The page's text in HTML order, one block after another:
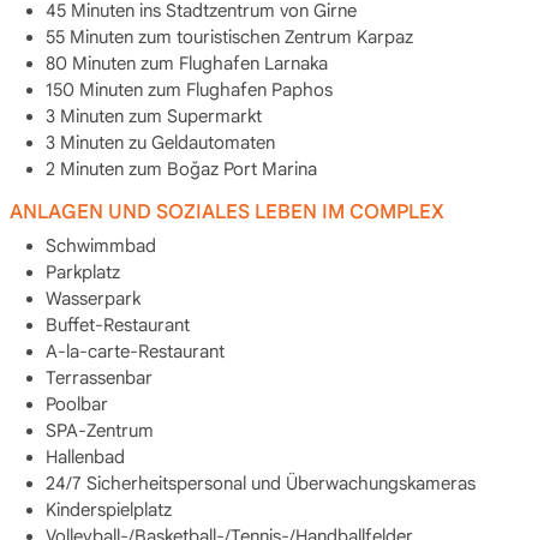
45 Minuten ins Stadtzentrum von Girne
55 Minuten zum touristischen Zentrum Karpaz
80 Minuten zum Flughafen Larnaka
150 Minuten zum Flughafen Paphos
3 Minuten zum Supermarkt
3 Minuten zu Geldautomaten
2 Minuten zum Boğaz Port Marina
ANLAGEN UND SOZIALES LEBEN IM COMPLEX
Schwimmbad
Parkplatz
Wasserpark
Buffet-Restaurant
A-la-carte-Restaurant
Terrassenbar
Poolbar
SPA-Zentrum
Hallenbad
24/7 Sicherheitspersonal und Überwachungskameras
Kinderspielplatz